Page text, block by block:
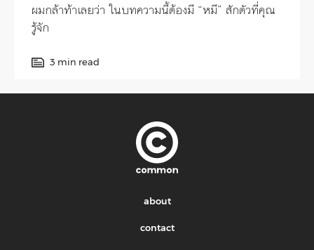
ผมกล้าท้าเลยว่า ในบทความนี้ต้องมี “หมี” สักตัวที่คุณ
รู้จัก
3 min read
about
contact